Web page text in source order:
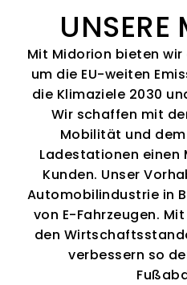
UNSERE
Mit Midorion bieten
um die EU-weiten
die Klimaziele 2030
Wir schaffen mit
Mobilität und
Ladestationen einen
Kunden. Unser
Automobilindustrie in
von E-Fahrzeugen.
den
verbessern so